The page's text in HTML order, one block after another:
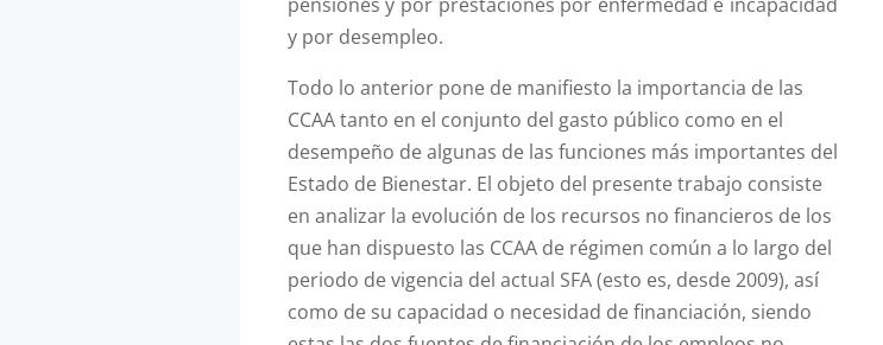
y por desempleo.
Todo lo anterior pone de manifiesto la importancia de las
CCAA tanto en el conjunto del gasto público como en el
desempeño de algunas de las funciones más importantes del
Estado de Bienestar. El objeto del presente trabajo consiste
en analizar la evolución de los recursos no financieros de los
que han dispuesto las CCAA de régimen común a lo largo del
periodo de vigencia del actual SFA (esto es, desde 2009), así
como de su capacidad o necesidad de financiación, siendo